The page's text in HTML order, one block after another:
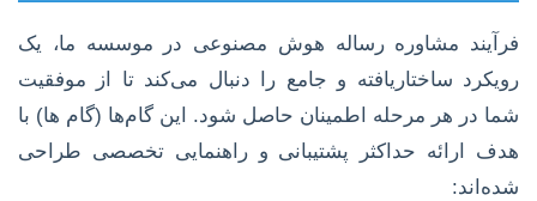
فرآیند مشاوره رساله هوش مصنوعی در موسسه ما، یک
رویکرد ساختاریافته و جامع را دنبال می‌کند تا از موفقیت
شما در هر مرحله اطمینان حاصل شود. این گام‌ها (گام ها) با
هدف ارائه حداکثر پشتیبانی و راهنمایی تخصصی طراحی
شده‌اند: